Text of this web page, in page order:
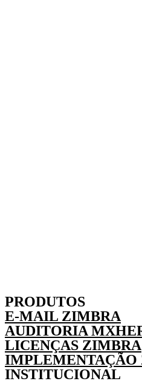
PRODUTOS
E-MAIL ZIMBRA
AUDITORIA
LICENÇAS ZIMBRA
IMPLEMENTAÇÃO
INSTITUCIONAL